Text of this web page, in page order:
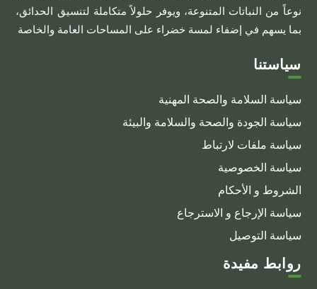
نوعاً من النباتات المتنوعة، ويوفر حلولاً متكاملة لتنسيق الحدائق،
بما يسهم في إضفاء لمسة خضراء على المساحات العامة والخاصة
سياستنا
سياسة السلامة والصحة المهنية
سياسة الجودة والصحة والسلامة والبيئة
سياسة ملفات لارتباط
سياسة الخصوصية
الشروط و الأحكام
سياسة الإرجاع و الاسترجاع
سياسة التوصيل
روابط مفيدة